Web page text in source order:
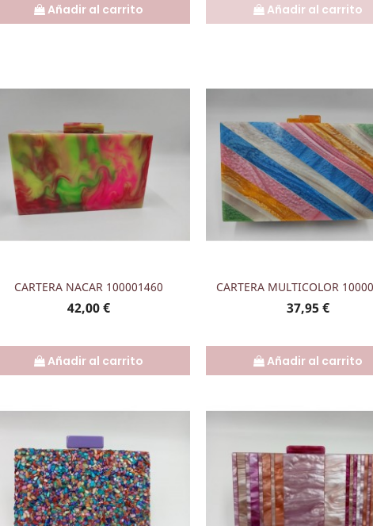
Añadir al carrito Añadir al carrito
CARTERA NACAR 100001460
Precio
42,00 €
Añadir al carrito
 CARTERA MULTICOLOR
Precio
37,95 €
Añadir al carrito
